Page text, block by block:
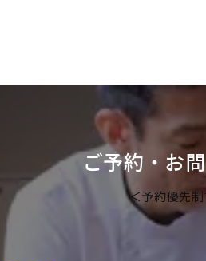
ご予約・お
＜予約優先制